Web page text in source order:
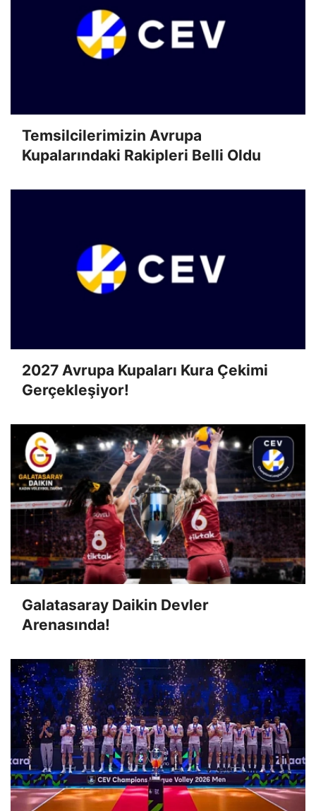
Temsilcilerimizin Avrupa
Kupalarındaki Rakipleri Belli Oldu
2027 Avrupa Kupaları Kura Çekimi
Gerçekleşiyor!
Galatasaray Daikin Devler
Arenasında!